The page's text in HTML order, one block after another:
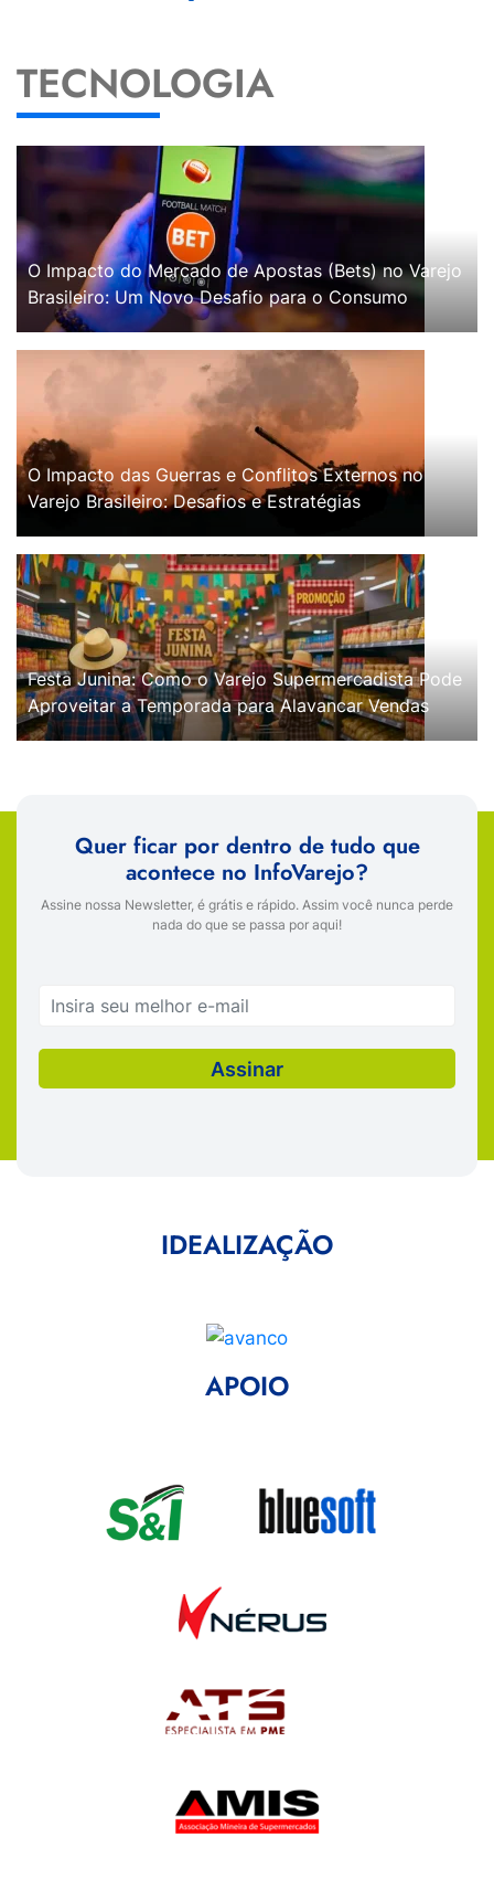
TECNOLOGIA
O Impacto do Mercado de Apostas (Bets) no Varejo
Brasileiro: Um Novo Desafio para o Consumo
O Impacto das Guerras e Conflitos Externos no
Varejo Brasileiro: Desafios e Estratégias
Festa Junina: Como o Varejo Supermercadista Pode
Aproveitar a Temporada para Alavancar Vendas
Quer ficar por dentro de tudo que
acontece no InfoVarejo?
Assine nossa Newsletter, é grátis e rápido. Assim você nunca perde
nada do que se passa por aqui!
IDEALIZAÇÃO
APOIO